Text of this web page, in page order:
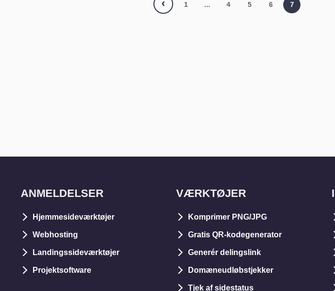
1 ... 4 5 6 7
ANMELDELSER
Hjemmesideværktøjer
Webhosting
Landingssideværktøjer
Projektsoftware
VÆRKTØJER
Komprimer PNG/JPG
Gratis QR-kodegenerator
Generér delingslink
Domæneudløbstjekker
Tjek af sidestatus